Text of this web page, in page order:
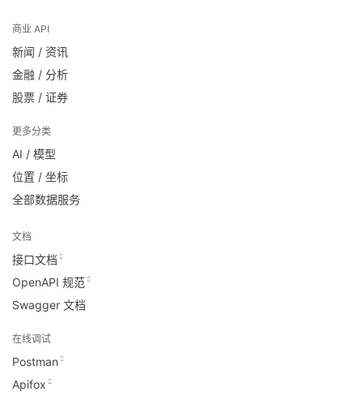
商业 API
新闻 / 资讯
金融 / 分析
股票 / 证券
更多分类
AI / 模型
位置 / 坐标
全部数据服务
文档
接口文档
OpenAPI 规范
Swagger 文档
在线调试
Postman
Apifox